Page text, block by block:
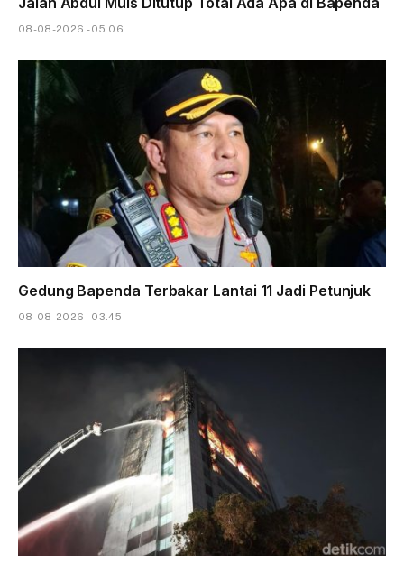
08-08-2026 - 05.06
Gedung Bapenda Terbakar Lantai 11 Jadi Petunjuk
08-08-2026 - 03.45